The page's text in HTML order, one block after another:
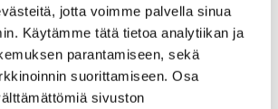
jotta voimme palvella sinua
Käytämme tätä tietoa analytiikan ja
parantamiseen, sekä
suorittamiseen. Osa
sivuston
on käytössä vain
tekstittäminen
tuntemusta.
useimmiten museon ulkopuolisten